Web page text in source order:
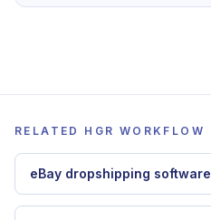
RELATED HGR WORKFLOW
eBay dropshipping software